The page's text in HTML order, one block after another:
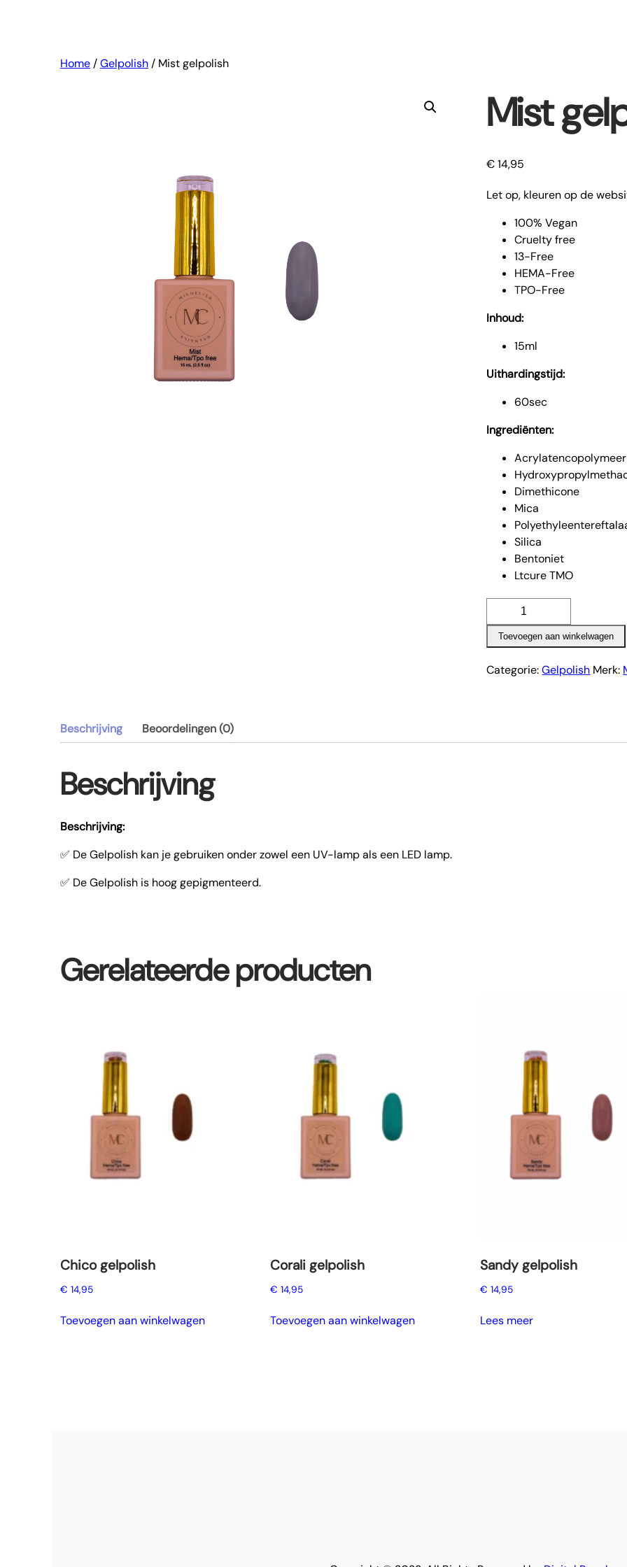
Home/Gelpolish/ Mist gelpolish
Mist
€14,95
Let op, kleuren op de
100% Vegan
Cruelty free
13-Free
HEMA-Free
TPO-Free
Inhoud:
15ml
Uithardingstijd:
60sec
Ingrediënten:
Acrylatencopolymeer
Dimethicone
Mica
Silica
Bentoniet
Ltcure TMO
gelpolish
aantal
Toevoegen aan winkelwagen
Categorie:Gelpolish Merk:
Beschrijving Beoordelingen (0)
Beschrijving
Beschrijving:
✅ De Gelpolish kan je gebruiken onder zowel een UV-lamp als een LED lamp.
✅ De Gelpolish is hoog gepigmenteerd.
Gerelateerde producten
Chico gelpolish
€ 14,95
Toevoegen aan winkelwagen
Corali gelpolish
€ 14,95
Toevoegen aan winkelwagen
Sandy gelpolish
€ 14,95
Lees meer